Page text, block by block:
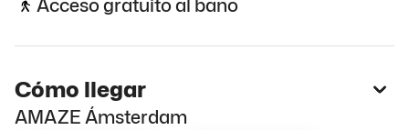
Cómo llegar
AMAZE Ámsterdam